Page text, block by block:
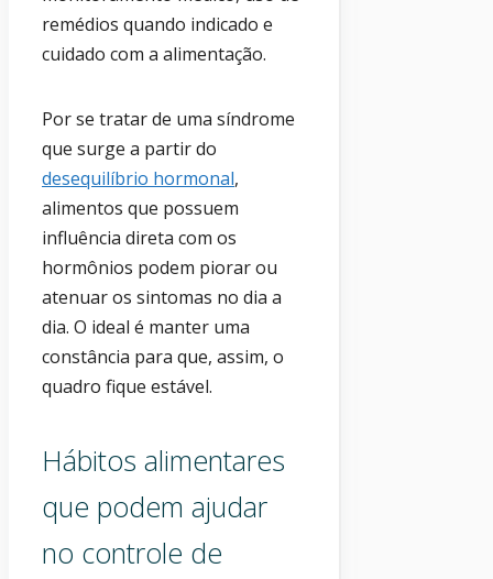
remédios quando indicado e
cuidado com a alimentação.
Por se tratar de uma síndrome
que surge a partir do
desequilíbrio hormonal,
alimentos que possuem
influência direta com os
hormônios podem piorar ou
atenuar os sintomas no dia a
dia. O ideal é manter uma
constância para que, assim, o
quadro fique estável.
Hábitos alimentares
que podem ajudar
no controle de